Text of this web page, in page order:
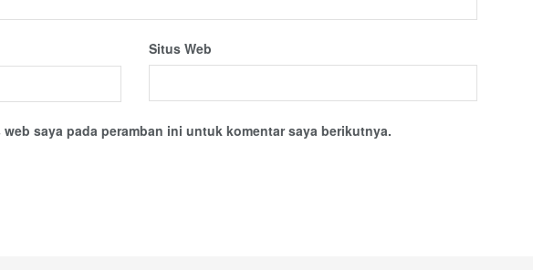
Situs Web
saya pada peramban ini untuk komentar saya berikutnya.